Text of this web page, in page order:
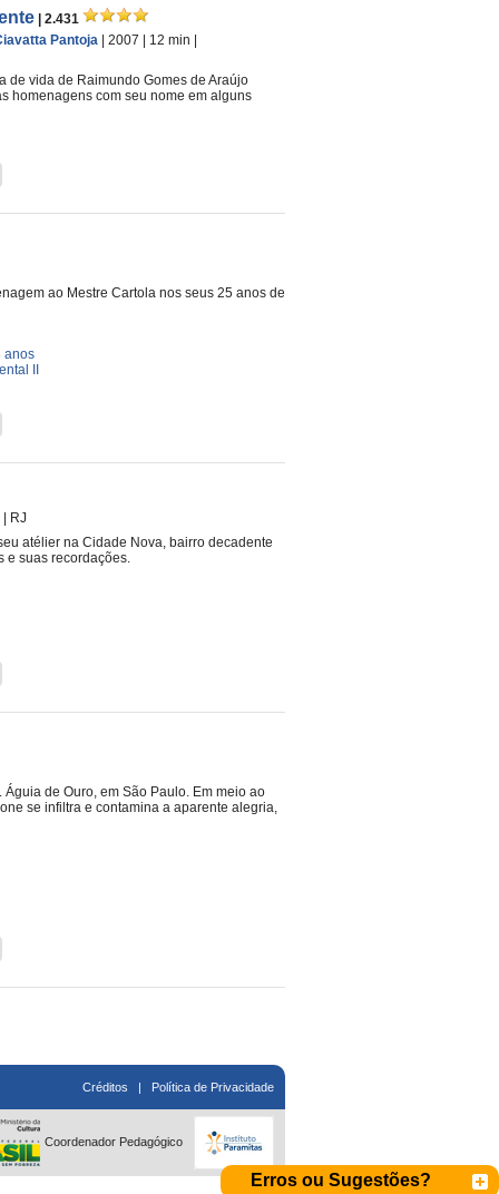
| 2.431
Pantoja
| 2007 | 12 min
de vida de Raimundo Gomes de Araújo
homenagens com seu nome em alguns
ao Mestre Cartola nos seus 25 anos de
anos
II
RJ
atélier na Cidade Nova, bairro decadente
e suas recordações.
de Ouro, em São Paulo. Em meio ao
se infiltra e contamina a aparente alegria,
Créditos | Política de Privacidade
Coordenador Pedagógico
Erros ou Sugestões?